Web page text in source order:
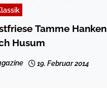
Tamme Hanken
Husum
19. Februar 2014